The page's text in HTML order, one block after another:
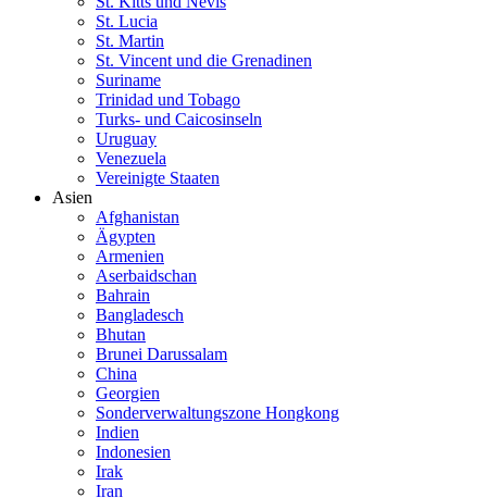
St. Lucia
St. Martin
St. Vincent und die Grenadinen
Suriname
Trinidad und Tobago
Turks- und Caicosinseln
Uruguay
Venezuela
Vereinigte Staaten
Asien
Afghanistan
Ägypten
Armenien
Aserbaidschan
Bahrain
Bangladesch
Bhutan
Brunei Darussalam
China
Georgien
Sonderverwaltungszone Hongkong
Indien
Indonesien
Irak
Iran